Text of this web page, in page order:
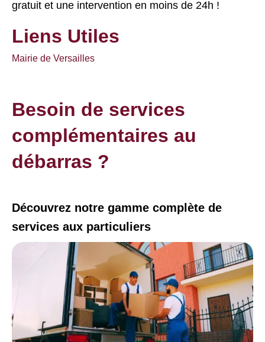
gratuit et une intervention en moins de 24h !
Liens Utiles
Mairie de Versailles
Besoin de services
complémentaires au
débarras ?
Découvrez notre gamme complète de
services aux particuliers